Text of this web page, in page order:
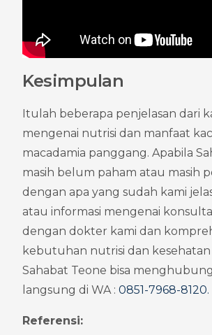
Kesimpulan
Itulah beberapa penjelasan dari
mengenai nutrisi dan manfaat
macadamia panggang. Apabila
masih belum paham atau masih
dengan apa yang sudah kami
atau informasi mengenai
dengan dokter kami dan
kebutuhan nutrisi dan kesehatan
Sahabat Teone bisa
langsung di WA : 0851-7968-8120.
Referensi: